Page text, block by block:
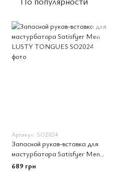
Артикул: SO2024
Запасной рукав-вставка для
мастурбатора Satisfyer Men
LUSTY TONGUES
689 грн